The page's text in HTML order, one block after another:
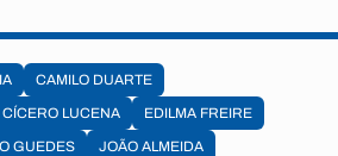
CAMILO DUARTE
CÍCERO LUCENA
EDILMA FREIRE
GUEDES
JOÃO ALMEIDA